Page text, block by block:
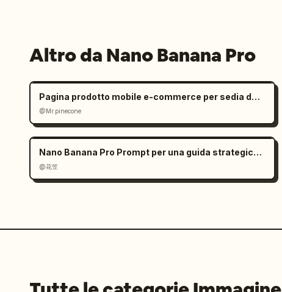
Altro da Nano Banana Pro
Pagina prodotto mobile e-commerce per sedia da ufficio ergonomica
@Mr.pinecone
Nano Banana Pro Prompt per una guida strategica di gioco
@花笠